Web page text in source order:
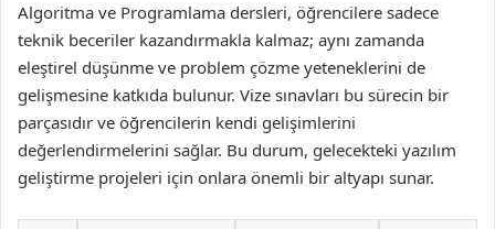
Algoritma ve Programlama dersleri, öğrencilere sadece
teknik beceriler kazandırmakla kalmaz; aynı zamanda
eleştirel düşünme ve problem çözme yeteneklerini de
gelişmesine katkıda bulunur. Vize sınavları bu sürecin bir
parçasıdır ve öğrencilerin kendi gelişimlerini
değerlendirmelerini sağlar. Bu durum, gelecekteki yazılım
geliştirme projeleri için onlara önemli bir altyapı sunar.